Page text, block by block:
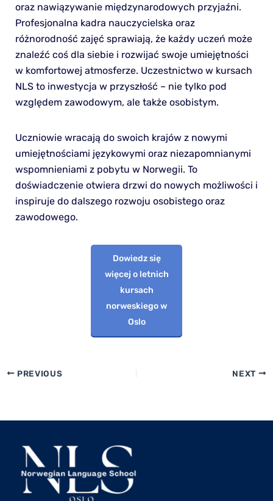
oraz nawiązywanie międzynarodowych przyjaźni.
Profesjonalna kadra nauczycielska oraz
różnorodność zajęć sprawiają, że każdy uczeń może
znaleźć coś dla siebie i rozwijać swoje umiejętności
w komfortowej atmosferze. Uczestnictwo w kursach
NLS to inwestycja w przyszłość – nie tylko pod
względem zawodowym, ale także osobistym.
Uczniowie wracają do swoich krajów z nowymi
umiejętnościami językowymi oraz niezapomnianymi
wspomnieniami z pobytu w Norwegii. To
doświadczenie otwiera drzwi do nowych możliwości i
inspiruje do dalszego rozwoju osobistego oraz
zawodowego.
Dowiedz się
więcej o letnich
kursach
norweskiego w
Oslo
PREVIOUS NEXT